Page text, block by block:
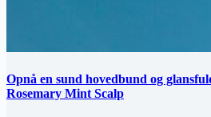
Opnå en sund hovedbund og
Rosemary Mint Scalp